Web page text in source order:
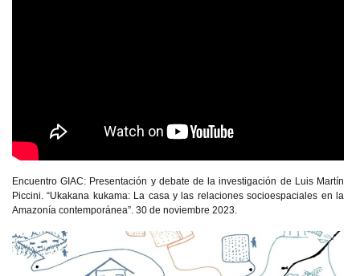
Encuentro GIAC: Presentación y debate de la investigación de Luis Martín
Piccini. “Ukakana kukama: La casa y las relaciones socioespaciales en la
Amazonía contemporánea”. 30 de noviembre 2023.